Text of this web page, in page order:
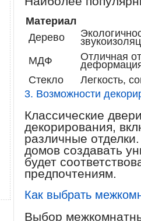
Материал
Дерево
МДФ
Отличная
Стекло
Легкость,
3. Возможности
Классические
декорирования,
различные
домов создавать
будет
предпочтениям.
Как выбрать
Выбор